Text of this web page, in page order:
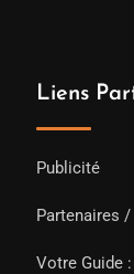
Liens
Publicité
Partenaires
Votre Guide